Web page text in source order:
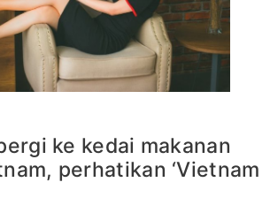
ke kedai makanan
perhatikan ‘Vietnam